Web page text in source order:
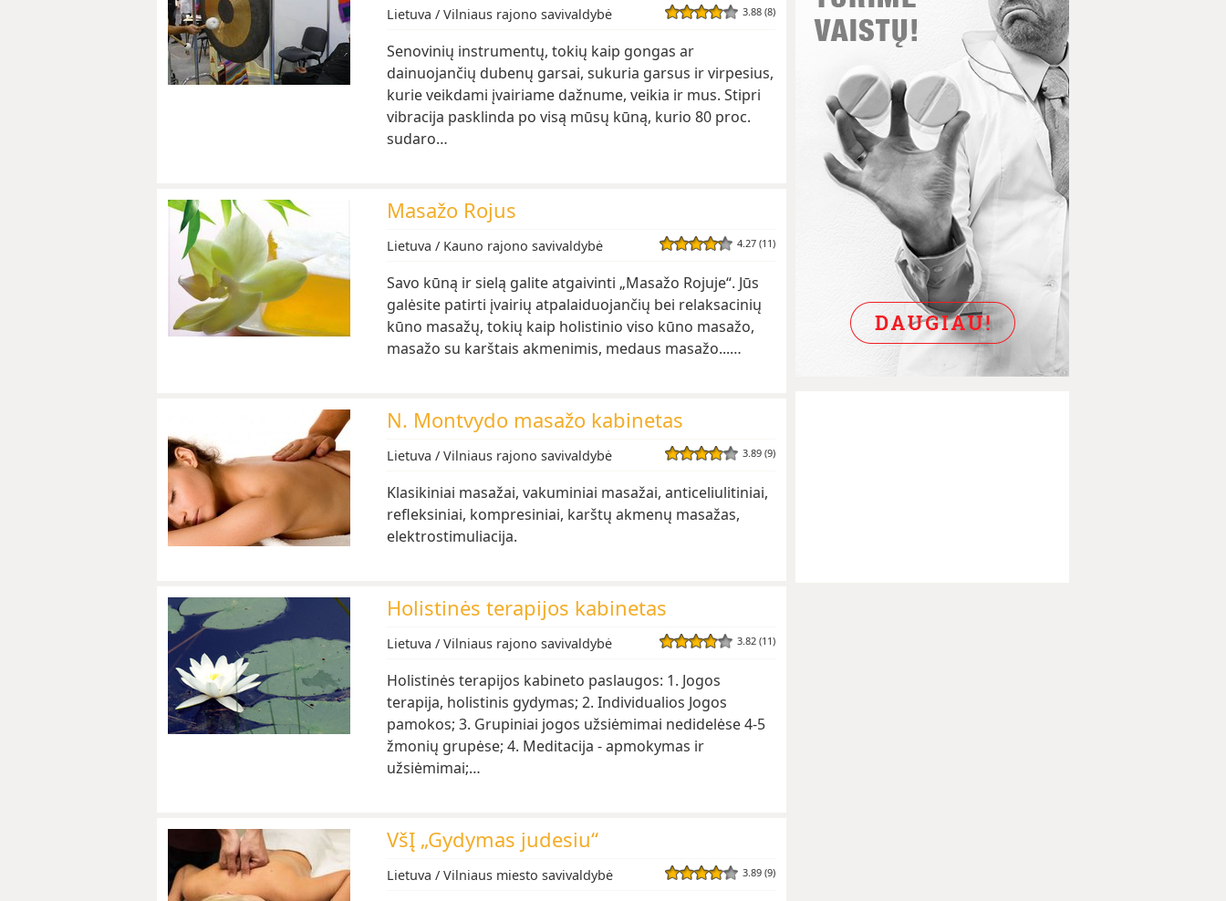
3.88 (8)
Lietuva / Vilniaus rajono savivaldybė
Senovinių instrumentų, tokių kaip gongas ar
dainuojančių dubenų garsai, sukuria garsus ir virpesius,
kurie veikdami įvairiame dažnume, veikia ir mus. Stipri
vibracija pasklinda po visą mūsų kūną, kurio 80 proc.
sudaro…
Masažo Rojus
4.27 (11)
Lietuva / Kauno rajono savivaldybė
Savo kūną ir sielą galite atgaivinti „Masažo Rojuje“. Jūs
galėsite patirti įvairių atpalaiduojančių bei relaksacinių
kūno masažų, tokių kaip holistinio viso kūno masažo,
masažo su karštais akmenimis, medaus masažo...…
N. Montvydo masažo kabinetas
3.89 (9)
Lietuva / Vilniaus rajono savivaldybė
Klasikiniai masažai, vakuminiai masažai, anticeliulitiniai,
refleksiniai, kompresiniai, karštų akmenų masažas,
elektrostimuliacija.
Holistinės terapijos kabinetas
3.82 (11)
Lietuva / Vilniaus rajono savivaldybė
Holistinės terapijos kabineto paslaugos: 1. Jogos
terapija, holistinis gydymas; 2. Individualios Jogos
pamokos; 3. Grupiniai jogos užsiėmimai nedidelėse 4-5
žmonių grupėse; 4. Meditacija - apmokymas ir
užsiėmimai;…
VšĮ „Gydymas judesiu“
3.89 (9)
Lietuva / Vilniaus miesto savivaldybė